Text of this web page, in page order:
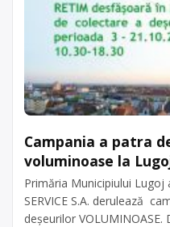
Campania a patra
voluminoase la
Primăria Municipiului Lugoj
SERVICE S.A. derulează
deșeurilor VOLUMINOASE.